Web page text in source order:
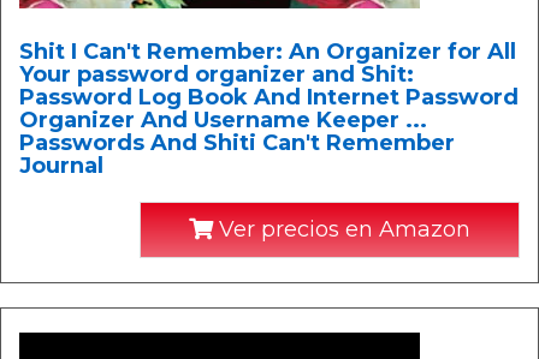
Shit I Can't Remember: An Organizer for All
Your password organizer and Shit:
Password Log Book And Internet Password
Organizer And Username Keeper ...
Passwords And Shiti Can't Remember
Journal
Ver precios en Amazon